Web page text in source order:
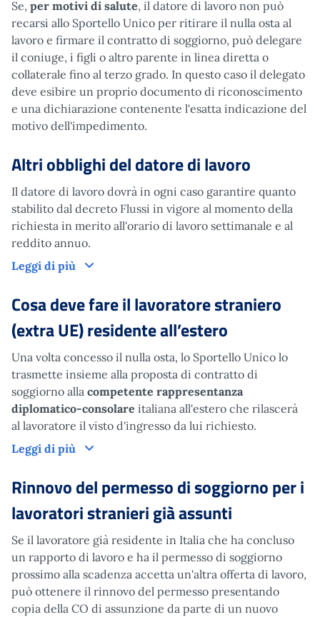
Se, per motivi di salute, il datore di lavoro non può
recarsi allo Sportello Unico per ritirare il nulla osta al
lavoro e firmare il contratto di soggiorno, può delegare
il coniuge, i figli o altro parente in linea diretta o
collaterale fino al terzo grado. In questo caso il delegato
deve esibire un proprio documento di riconoscimento
e una dichiarazione contenente l'esatta indicazione del
motivo dell'impedimento.
Altri obblighi del datore di lavoro
Il datore di lavoro dovrà in ogni caso garantire quanto
stabilito dal decreto Flussi in vigore al momento della
richiesta in merito all'orario di lavoro settimanale e al
reddito annuo.
Leggi di più
Altri obblighi del datore di lavoro
Cosa deve fare il lavoratorestraniero
(extra UE) residente all’estero
Una volta concesso il nulla osta, lo Sportello Unico lo
trasmette insieme alla proposta di contratto di
soggiorno alla competente rappresentanza
diplomatico-consolare italiana all'estero che rilascerà
al lavoratore il visto d'ingresso da lui richiesto.
Leggi di più
Cosa deve fare il lavoratore
Rinnovo del permesso di soggiorno per i
lavoratori stranieri già assunti
Se il lavoratore già residente in Italia che ha concluso
un rapporto di lavoro e ha il permesso di soggiorno
prossimo alla scadenza accetta un'altra offerta di lavoro,
può ottenere il rinnovo del permesso presentando
copia della CO di assunzione da parte di un nuovo